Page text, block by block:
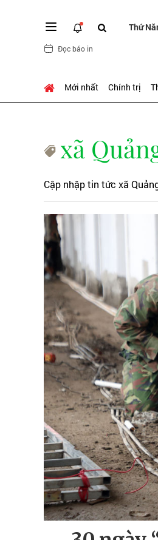
Thứ
Đọc báo in
Mới nhất Chính trị
xã
Cập nhập tin tức xã